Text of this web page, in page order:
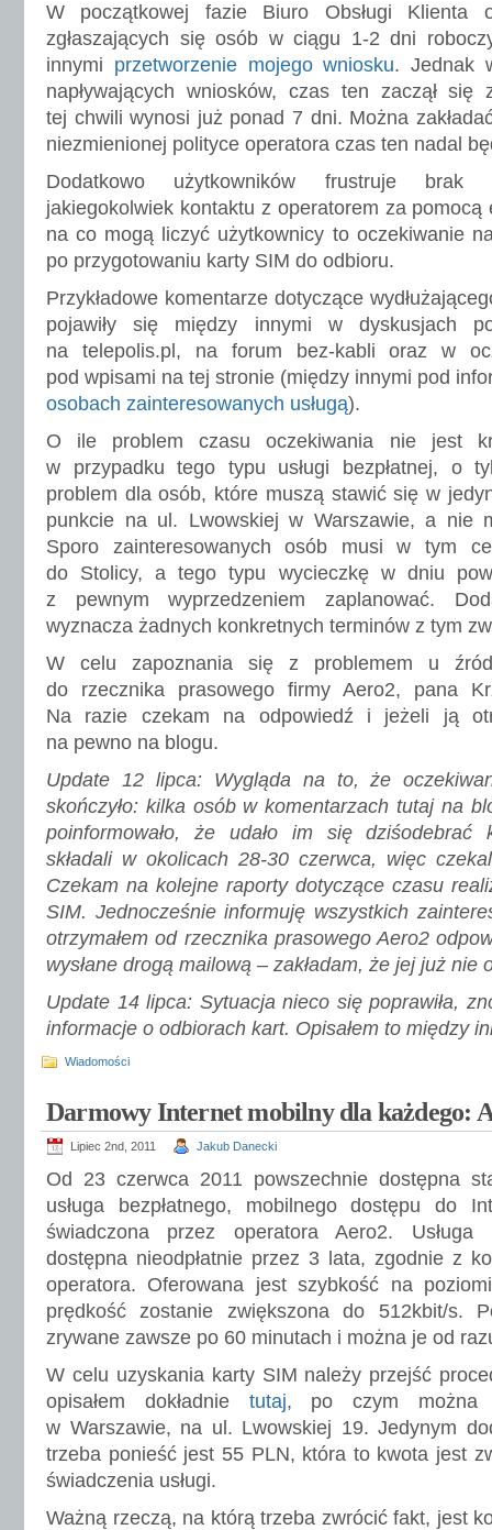
W początkowej fazie Biuro Obsługi Klienta
zgłaszających się osób w ciągu 1-2 dni
innymi przetworzenie mojego wniosku. Jednak
napływających wniosków, czas ten zaczął się
tej chwili wynosi już ponad 7 dni. Można
niezmienionej polityce operatora czas ten nadal
Dodatkowo użytkowników frustruje brak
jakiegokolwiek kontaktu z operatorem za
na co mogą liczyć użytkownicy to oczekiwanie
po przygotowaniu karty SIM do odbioru.
Przykładowe komentarze dotyczące
pojawiły się między innymi w dyskusjach
na telepolis.pl, na forum bez-kabli oraz w
pod wpisami na tej stronie (między innymi pod
osobach zainteresowanych usługą).
O ile problem czasu oczekiwania nie jest
w przypadku tego typu usługi bezpłatnej, o
problem dla osób, które muszą stawić się w
punkcie na ul. Lwowskiej w Warszawie, a nie
Sporo zainteresowanych osób musi w tym
do Stolicy, a tego typu wycieczkę w dniu
z pewnym wyprzedzeniem zaplanować.
wyznacza żadnych konkretnych terminów z tym
W celu zapoznania się z problemem u
do rzecznika prasowego firmy Aero2, pana
Na razie czekam na odpowiedź i jeżeli ją
na pewno na blogu.
Update 12 lipca: Wygląda na to, że
skończyło: kilka osób w komentarzach tutaj na
poinformowało, że udało im się dziśodebrać
składali w okolicach 28-30 czerwca, więc
Czekam na kolejne raporty dotyczące czasu
SIM. Jednocześnie informuję wszystkich
otrzymałem od rzecznika prasowego Aero2
wysłane drogą mailową – zakładam, że jej już nie
Update 14 lipca: Sytuacja nieco się poprawiła,
informacje o odbiorach kart. Opisałem to między
Wiadomości
Darmowy Internet mobilny dla każdego:
Lipiec 2nd, 2011 Jakub Danecki
Od 23 czerwca 2011 powszechnie dostępna
usługa bezpłatnego, mobilnego dostępu do
świadczona przez operatora Aero2. Usługa
dostępna nieodpłatnie przez 3 lata, zgodnie z
operatora. Oferowana jest szybkość na
prędkość zostanie zwiększona do 512kbit/s.
zrywane zawsze po 60 minutach i można je od
W celu uzyskania karty SIM należy przejść
opisałem dokładnie tutaj, po czym można
w Warszawie, na ul. Lwowskiej 19. Jedynym
trzeba ponieść jest 55 PLN, która to kwota jest
świadczenia usługi.
Ważną rzeczą, na którą trzeba zwrócić fakt, jest